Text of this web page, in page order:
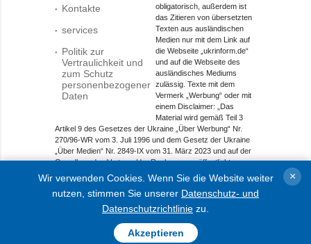
Kontakte
services
Politik zur
Vertraulichkeit und
zum Schutz
personenbezogener
Daten
obligatorisch, außerdem ist
das Zitieren von übersetzten
Texten aus ausländischen
Medien nur mit dem Link auf
die Webseite „ukrinform.de“
und auf die Webseite des
ausländisches Mediums
zulässig. Texte mit dem
Vermerk „Werbung“ oder mit
einem Disclaimer: „Das
Material wird gemäß Teil 3
Artikel 9 des Gesetzes der Ukraine „Über Werbung“ Nr.
270/96-WR vom 3. Juli 1996 und dem Gesetz der Ukraine
„Über Medien“ Nr. 2849-IX vom 31. März 2023 und auf der
Grundlage des Vertrags/der Rechnung veröffentlicht.
Objekt im Bereich Onlinemedien; Medien-ID R40-01421.
© 2015-2026 Ukrinform. Alle Rechte sind geschützt.
Wir verwenden Cookies. Wenn Sie die Website weiter
nutzen, stimmen Sie unserer Datenschutz- und
Datenschutzrichtlinie zu.
Akzeptieren
×